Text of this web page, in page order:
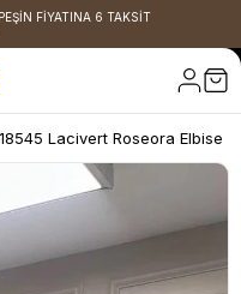
FİYATINA 6 TAKSİT
Lacivert Roseora Elbise